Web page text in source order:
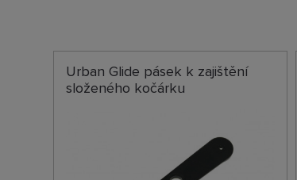
Urban Glide pásek k zajištění
složeného kočárku